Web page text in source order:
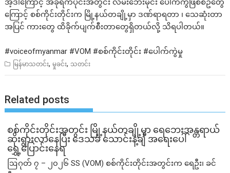
အဲ့ဒါကြောင့် အခုရက်ပိုင်းအတွင်း လမ်းဘေးမိုင်း ပေါက်ကွဲဖြစ်စဥ်တွေ
ကြောင့် စစ်ကိုင်းတိုင်းက မြို့နယ်တချို့မှာ ဒဏ်ရာရတာ ၊ သေဆုံးတာ
အပြင် ကားတွေ ထိခိုက်ပျက်စီးတာတွေရှိတယ်လို့ သိရပါတယ်။
#voiceofmyanmar #VOM #စစ်ကိုင်းတိုင်း #ပေ ါက်ကွဲမှု
မြန်မာသတင်း,မှုခင်း, သတင်း
Related posts
စစ်ကိုင်းတိုင်းအတွင်း မြို့နယ်တချို့မှာ ရေဘေးအန္တရာယ်
ဆိုးရွားလာနေပြီး ဒေသခံ သောင်းနဲ့ချီ အရေးပေါ်
ရွှေ့ပြောင်းနေရ
ဩဂုတ် ၇ – ၂၀၂၆ SS (VOM) စစ်ကိုင်းတိုင်းအတွင်းက ရေဦး၊ ခင်